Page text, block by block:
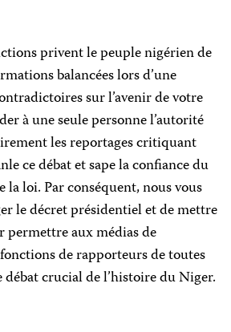
privent le peuple nigérien de
balancéeslors d’une
sur l’avenir de votre
à une seule personne l’autorité
les reportages critiquant
ce débat et sape la confiance du
la loi. Par conséquent, nous vous
le décret présidentiel et de mettre
permettre aux médias de
de rapporteurs de toutes
débat crucial de l’histoire du Niger.